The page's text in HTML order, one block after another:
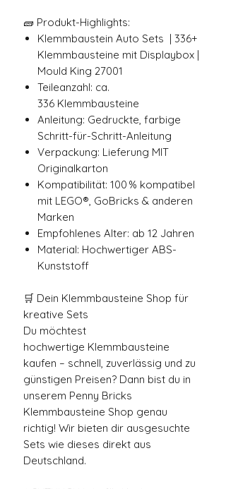
🧱 Produkt-Highlights:
Klemmbaustein Auto Sets | 336+
Klemmbausteine mit Displaybox |
Mould King 27001
Teileanzahl: ca.
336 Klemmbausteine
Anleitung: Gedruckte, farbige
Schritt-für-Schritt-Anleitung
Verpackung: Lieferung MIT
Originalkarton
Kompatibilität: 100 % kompatibel
mit LEGO®, GoBricks & anderen
Marken
Empfohlenes Alter: ab 12 Jahren
Material: Hochwertiger ABS-
Kunststoff
🛒 Dein Klemmbausteine Shop für
kreative Sets
Du möchtest
hochwertige Klemmbausteine
kaufen – schnell, zuverlässig und zu
günstigen Preisen? Dann bist du in
unserem Penny Bricks
Klemmbausteine Shop genau
richtig! Wir bieten dir ausgesuchte
Sets wie dieses direkt aus
Deutschland.